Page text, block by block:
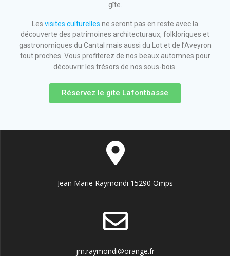
gîte.
Les visites culturelles ne seront pas en reste avec la
découverte des patrimoines architecturaux, folkloriques et
gastronomiques du Cantal mais aussi du Lot et de l’Aveyron
tout proches. Vous profiterez de nos beaux automnes pour
découvrir les trésors de nos sous-bois.
Réservez le gite Lafontbasse
Jean Marie Raymondi 15290 Omps
jm.raymondi@orange.fr